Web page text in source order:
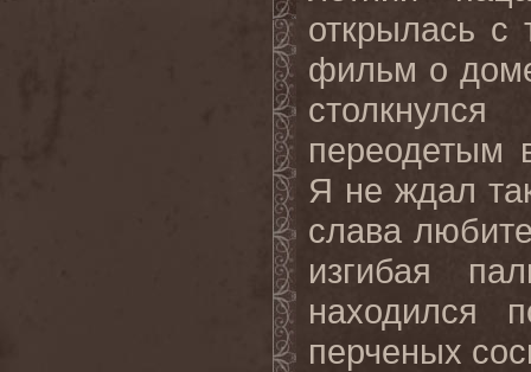
открылась с
фильм о
столкнулся
переодетым
Я не ждал
слава
изгибая
находился
перченых